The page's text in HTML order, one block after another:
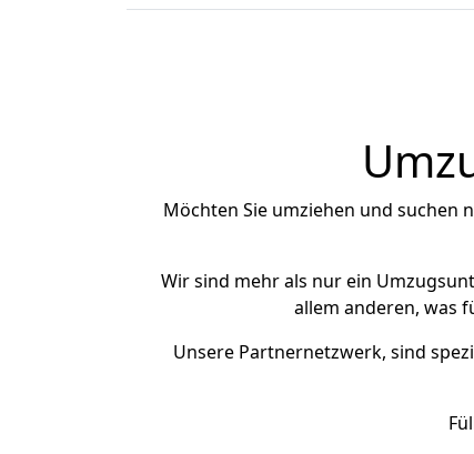
Möchten Sie umziehen und suchen
Wir sind mehr als nur ein
allem anderen, was
Unsere Partnernetzwerk, sind